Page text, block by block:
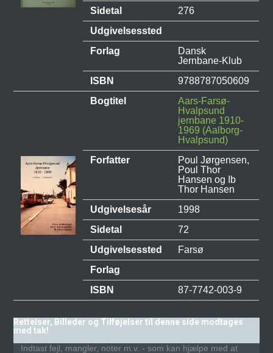
Sidetal
276
Udgivelsessted
Forlag
Dansk
Jernbane-Klub
ISBN
9788787050609
Bogtitel
Aars-Farsø-
Hvalpsund
jernbane 1910-
1969 (Aalborg-
Hvalpsund)
Forfatter
Poul Jørgensen,
Poul Thor
Hansen og Ib
Thor Hansen
Udgivelsesår
1998
Sidetal
72
Udgivelsessted
Farsø
Forlag
ISBN
87-7742-003-9
Rettelser, Billeder og Tilføjelser til denne side modtages
med tak!